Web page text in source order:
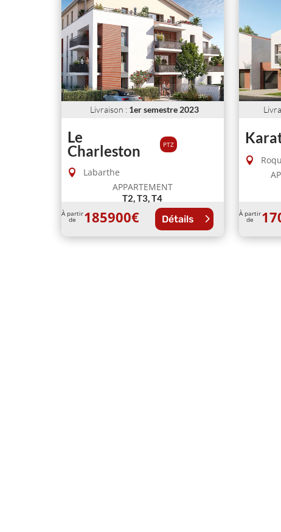
Livraison : 1er semestre 2023
Le
Charleston
PTZ
Labarthe
APPARTEMENT
T2, T3, T4
À partir
de 185900€ Détails
À partir
de